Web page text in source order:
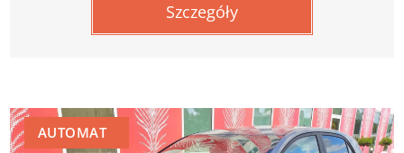
Szczegóły
AUTOMAT